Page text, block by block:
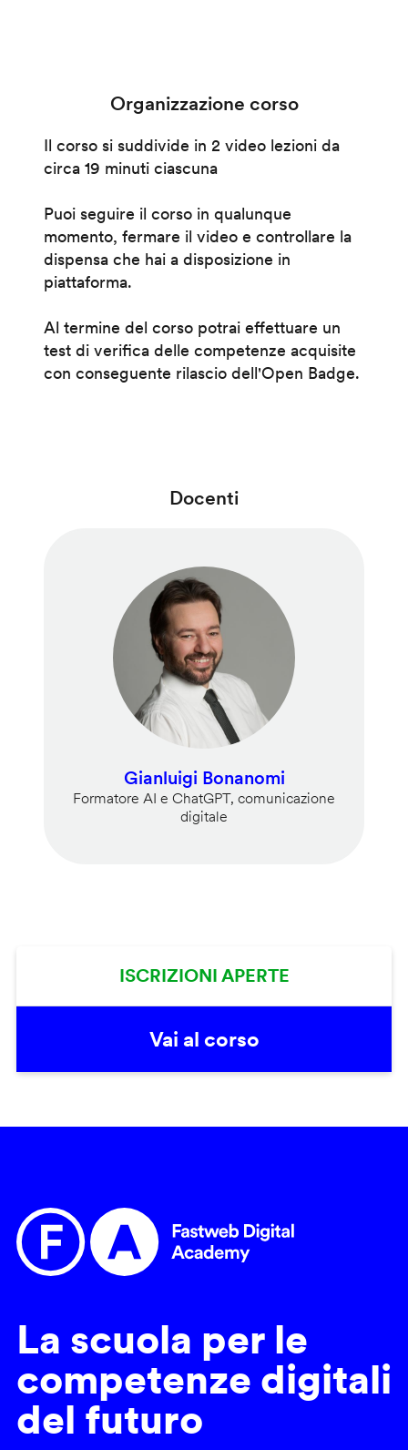
Organizzazione corso
Il corso si suddivide in 2 video lezioni da
circa 19 minuti ciascuna
Puoi seguire il corso in qualunque
momento, fermare il video e controllare la
dispensa che hai a disposizione in
piattaforma.
Al termine del corso potrai effettuare un
test di verifica delle competenze acquisite
con conseguente rilascio dell'Open Badge.
Docenti
Gianluigi Bonanomi
Formatore AI e ChatGPT, comunicazione
digitale
ISCRIZIONI APERTE
Vai al corso
La scuola per le
competenze digitali
del futuro